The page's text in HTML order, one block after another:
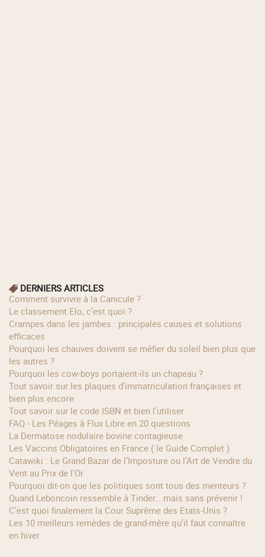
DERNIERS ARTICLES
Comment survivre à la Canicule ?
Le classement Elo, c’est quoi ?
Crampes dans les jambes : principales causes et solutions
efficaces
Pourquoi les chauves doivent se méfier du soleil bien plus que
les autres ?
Pourquoi les cow‑boys portaient‑ils un chapeau ?
Tout savoir sur les plaques d'immatriculation françaises et
bien plus encore
Tout savoir sur le code ISBN et bien l'utiliser
FAQ - Les Péages à Flux Libre en 20 questions
La Dermatose nodulaire bovine contagieuse
Les Vaccins Obligatoires en France ( le Guide Complet )
Catawiki : Le Grand Bazar de l’Imposture ou l'Art de Vendre du
Vent au Prix de l'Or
Pourquoi dit-on que les politiques sont tous des menteurs ?
Quand Leboncoin ressemble à Tinder… mais sans prévenir !
C'est quoi finalement la Cour Suprême des Etats-Unis ?
Les 10 meilleurs remèdes de grand-mère qu'il faut connaître
en hiver